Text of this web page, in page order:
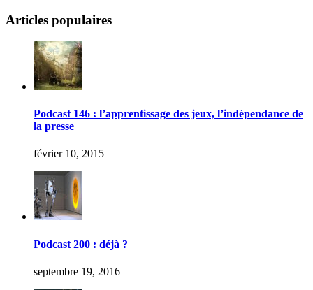
Articles populaires
Podcast 146 : l’apprentissage des jeux, l’indépendance de
la presse
février 10, 2015
Podcast 200 : déjà ?
septembre 19, 2016